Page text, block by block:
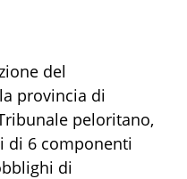
del
provincia di
peloritano,
di 6 componenti
di